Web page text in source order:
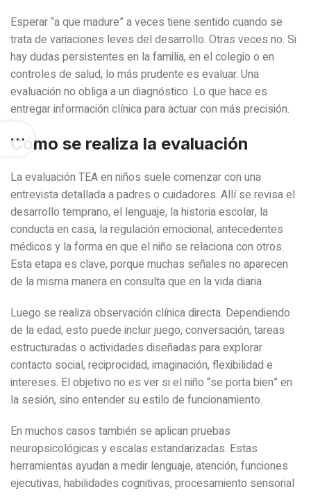
Esperar “a que madure” a veces tiene sentido cuando se
trata de variaciones leves del desarrollo. Otras veces no. Si
hay dudas persistentes en la familia, en el colegio o en
controles de salud, lo más prudente es evaluar. Una
evaluación no obliga a un diagnóstico. Lo que hace es
entregar información clínica para actuar con más precisión.
Cómo se realiza la evaluación
La evaluación TEA en niños suele comenzar con una
entrevista detallada a padres o cuidadores. Allí se revisa el
desarrollo temprano, el lenguaje, la historia escolar, la
conducta en casa, la regulación emocional, antecedentes
médicos y la forma en que el niño se relaciona con otros.
Esta etapa es clave, porque muchas señales no aparecen
de la misma manera en consulta que en la vida diaria.
Luego se realiza observación clínica directa. Dependiendo
de la edad, esto puede incluir juego, conversación, tareas
estructuradas o actividades diseñadas para explorar
contacto social, reciprocidad, imaginación, flexibilidad e
intereses. El objetivo no es ver si el niño “se porta bien” en
la sesión, sino entender su estilo de funcionamiento.
En muchos casos también se aplican pruebas
neuropsicológicas y escalas estandarizadas. Estas
herramientas ayudan a medir lenguaje, atención, funciones
ejecutivas, habilidades cognitivas, procesamiento sensorial